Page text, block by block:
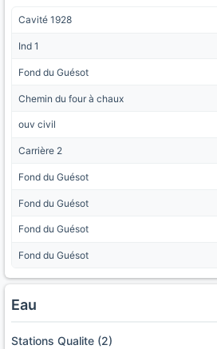
Cavité 1928
Ind 1
Fond du Guésot
Chemin du four à chaux
ouv civil
Carrière 2
Fond du Guésot
Fond du Guésot
Fond du Guésot
Fond du Guésot
Eau
Stations Qualite (2)